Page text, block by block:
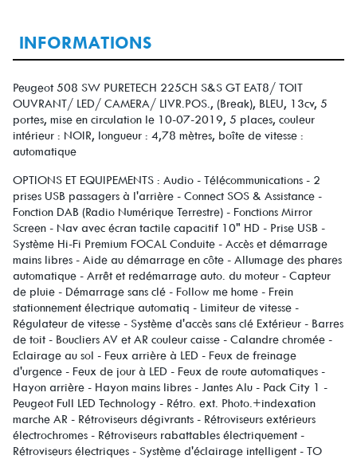
INFORMATIONS
Peugeot 508 SW PURETECH 225CH S&S GT EAT8/ TOIT
OUVRANT/ LED/ CAMERA/ LIVR.POS., (Break), BLEU, 13cv, 5
portes, mise en circulation le 10-07-2019, 5 places, couleur
intérieur : NOIR, longueur : 4,78 mètres, boîte de vitesse :
automatique
OPTIONS ET EQUIPEMENTS : Audio - Télécommunications - 2
prises USB passagers à l'arrière - Connect SOS & Assistance -
Fonction DAB (Radio Numérique Terrestre) - Fonctions Mirror
Screen - Nav avec écran tactile capacitif 10" HD - Prise USB -
Système Hi-Fi Premium FOCAL Conduite - Accès et démarrage
mains libres - Aide au démarrage en côte - Allumage des phares
automatique - Arrêt et redémarrage auto. du moteur - Capteur
de pluie - Démarrage sans clé - Follow me home - Frein
stationnement électrique automatiq - Limiteur de vitesse -
Régulateur de vitesse - Système d'accès sans clé Extérieur - Barres
de toit - Boucliers AV et AR couleur caisse - Calandre chromée -
Eclairage au sol - Feux arrière à LED - Feux de freinage
d'urgence - Feux de jour à LED - Feux de route automatiques -
Hayon arrière - Hayon mains libres - Jantes Alu - Pack City 1 -
Peugeot Full LED Technology - Rétro. ext. Photo.+indexation
marche AR - Rétroviseurs dégivrants - Rétroviseurs extérieurs
électrochromes - Rétroviseurs rabattables électriquement -
Rétroviseurs électriques - Système d'éclairage intelligent - TO